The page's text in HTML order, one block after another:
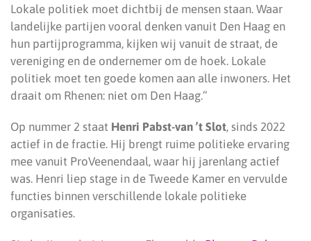
Lokale politiek moet dichtbij de mensen staan. Waar
landelijke partijen vooral denken vanuit Den Haag en
hun partijprogramma, kijken wij vanuit de straat, de
vereniging en de ondernemer om de hoek. Lokale
politiek moet ten goede komen aan alle inwoners. Het
draait om Rhenen: niet om Den Haag.”
Op nummer 2 staat Henri Pabst-van ’t Slot, sinds 2022
actief in de fractie. Hij brengt ruime politieke ervaring
mee vanuit ProVeenendaal, waar hij jarenlang actief
was. Henri liep stage in de Tweede Kamer en vervulde
functies binnen verschillende lokale politieke
organisaties.